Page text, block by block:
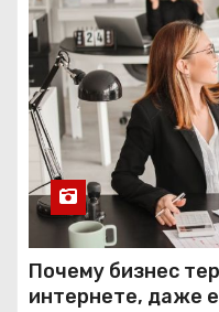
Почему бизнес
интернете, даже